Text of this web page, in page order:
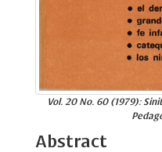
Vol. 20 No. 60 (1979):
Abstract